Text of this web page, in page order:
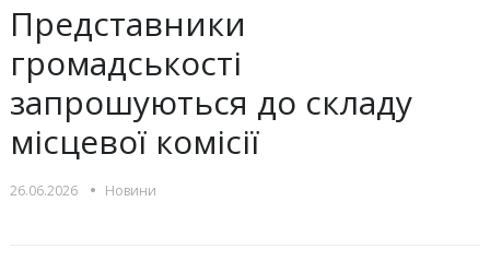
Представники
громадськості
запрошуються до складу
місцевої комісії
26.06.2026 • Новини